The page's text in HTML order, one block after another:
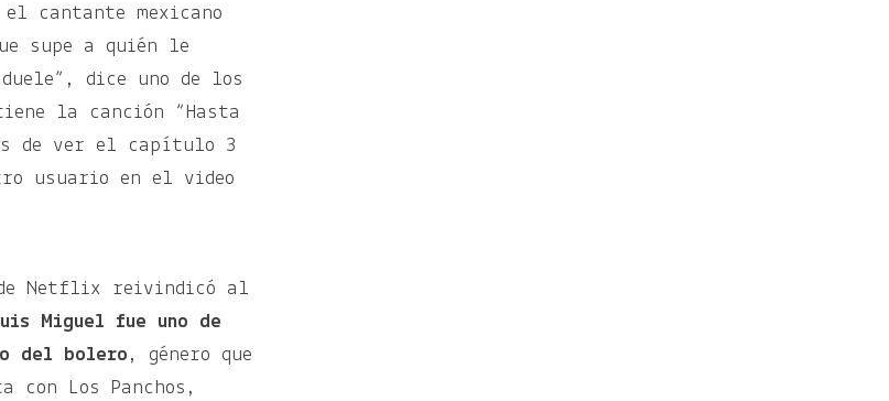
cantante mexicano
supe a quién le
dice uno de los
la canción “Hasta
de ver el capítulo 3
usuario en el video
Netflix reivindicó al
Miguel fue uno de
del bolero , género que
con Los Panchos,